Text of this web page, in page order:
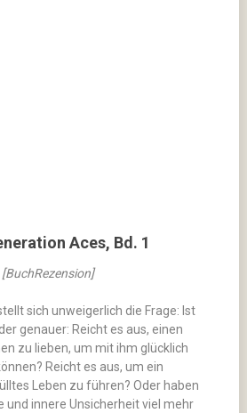
Aces, Bd. 1
[BuchRezension]
sich unweigerlich die Frage: Ist
genauer: Reicht es aus, einen
zu lieben, um mit ihm glücklich
Reicht es aus, um ein
Leben zu führen? Oder haben
und innere Unsicherheit viel mehr